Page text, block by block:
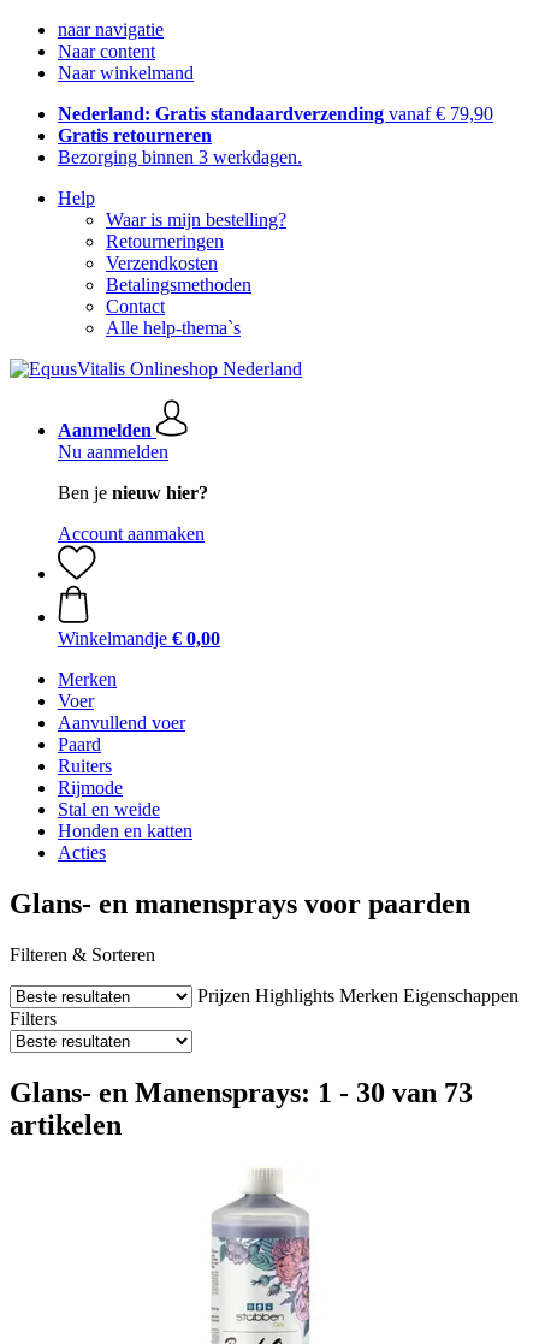
naar navigatie
Naar content
Naar winkelmand
Nederland: Gratis standaardverzending vanaf € 79,90
Gratis retourneren
Bezorging binnen 3 werkdagen.
Help
Waar is mijn bestelling?
Retourneringen
Verzendkosten
Betalingsmethoden
Contact
Alle help-thema`s
Aanmelden
Nu aanmelden
Ben je nieuw hier?
Account aanmaken
Winkelmandje € 0,00
Merken
Voer
Aanvullend voer
Paard
Ruiters
Rijmode
Stal en weide
Honden en katten
Acties
Glans- en manensprays voor paarden
Filteren & Sorteren
Prijzen Highlights Merken Eigenschappen
Filters
Glans- en Manensprays: 1 - 30 van 73
artikelen